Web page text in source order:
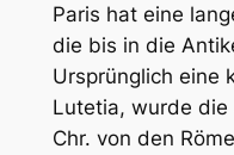
Paris hat eine
die bis in die
Ursprünglich eine
Lutetia, wurde die
Chr. von den